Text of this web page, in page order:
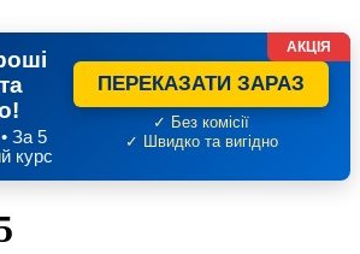
За 5
курс
ПЕРЕКАЗАТИ ЗАРАЗ
✓ Без комісії
✓ Швидко та вигідно
АКЦІЯ